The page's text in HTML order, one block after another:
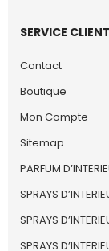
SERVICE
Contact
Boutique
Mon Compte
Sitemap
PARFUM
SPRAYS
SPRAYS
SPRAYS